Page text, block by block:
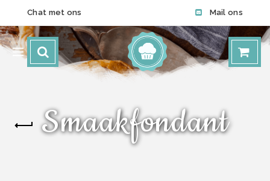
Chat met ons Mail ons
Smaakfondant